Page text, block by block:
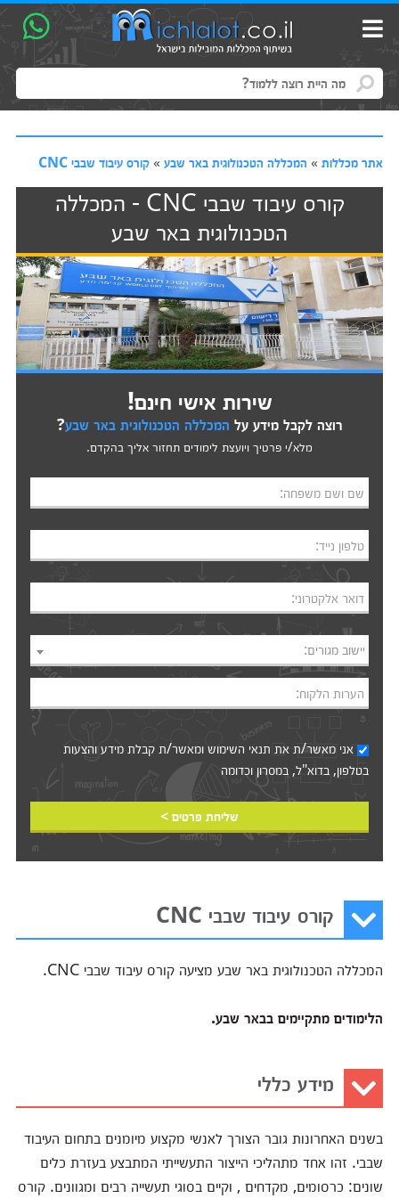
אתר מכללות» המכללה הטכנולוגית באר שבע» קורס עיבוד שבבי CNC
קורס עיבוד שבבי CNC - המכללה
הטכנולוגית באר שבע
שירות אישי חינם!
רוצה לקבל מידע על המכללה הטכנולוגית באר שבע?
מלא/י פרטיך ויועצת לימודים תחזור אליך בהקדם.
שם ושם משפחה:
טלפון נייד:
דואר אלקטרוני:
יישוב מגורים:
הערות הלקוח:
אני מאשר/ת את תנאי השימושומאשר/ת קבלת מידע והצעות
בטלפון, בדוא"ל, במסרון וכדומה‎‎
שליחת פרטים >
קורס עיבוד שבבי CNC
המכללה הטכנולוגית באר שבע מציעה קורס עיבוד שבבי CNC.
הלימודים מתקיימים בבאר שבע.
מידע כללי
בשנים האחרונות גובר הצורך לאנשי מקצוע מיומנים בתחום העיבוד
שבבי. זהו אחד מתהליכי הייצור התעשייתי המתבצע בעזרת כלים
שונים: כרסומים, מקדחים , וקיים בסוגי תעשייה רבים ומגוונים. קורס